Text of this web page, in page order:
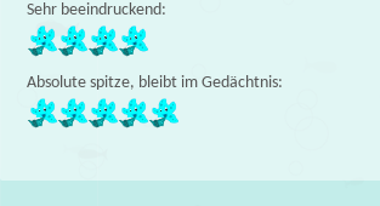
Sehr beeindruckend:
Absolute spitze, bleibt im Gedächtnis: